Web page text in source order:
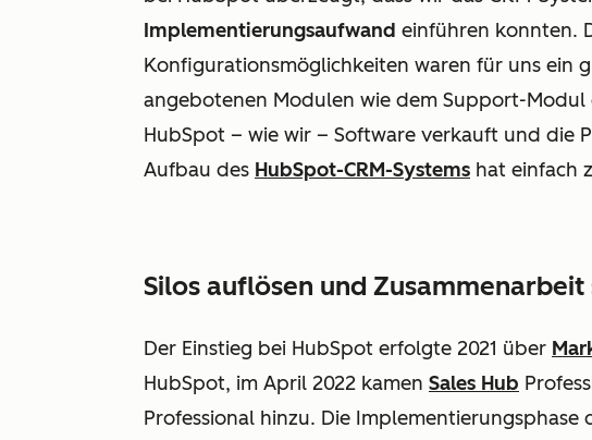
Implementierungsaufwand einführen konnten.
Konfigurationsmöglichkeiten waren für uns ein
angebotenen Modulen wie dem Support-Modul
HubSpot – wie wir − Software verkauft und die
Aufbau des HubSpot-CRM-Systems hat einfach
Silos auflösen und
Der Einstieg bei HubSpot erfolgte 2021 über
HubSpot, im April 2022 kamen Sales Hub
Professional hinzu. Die